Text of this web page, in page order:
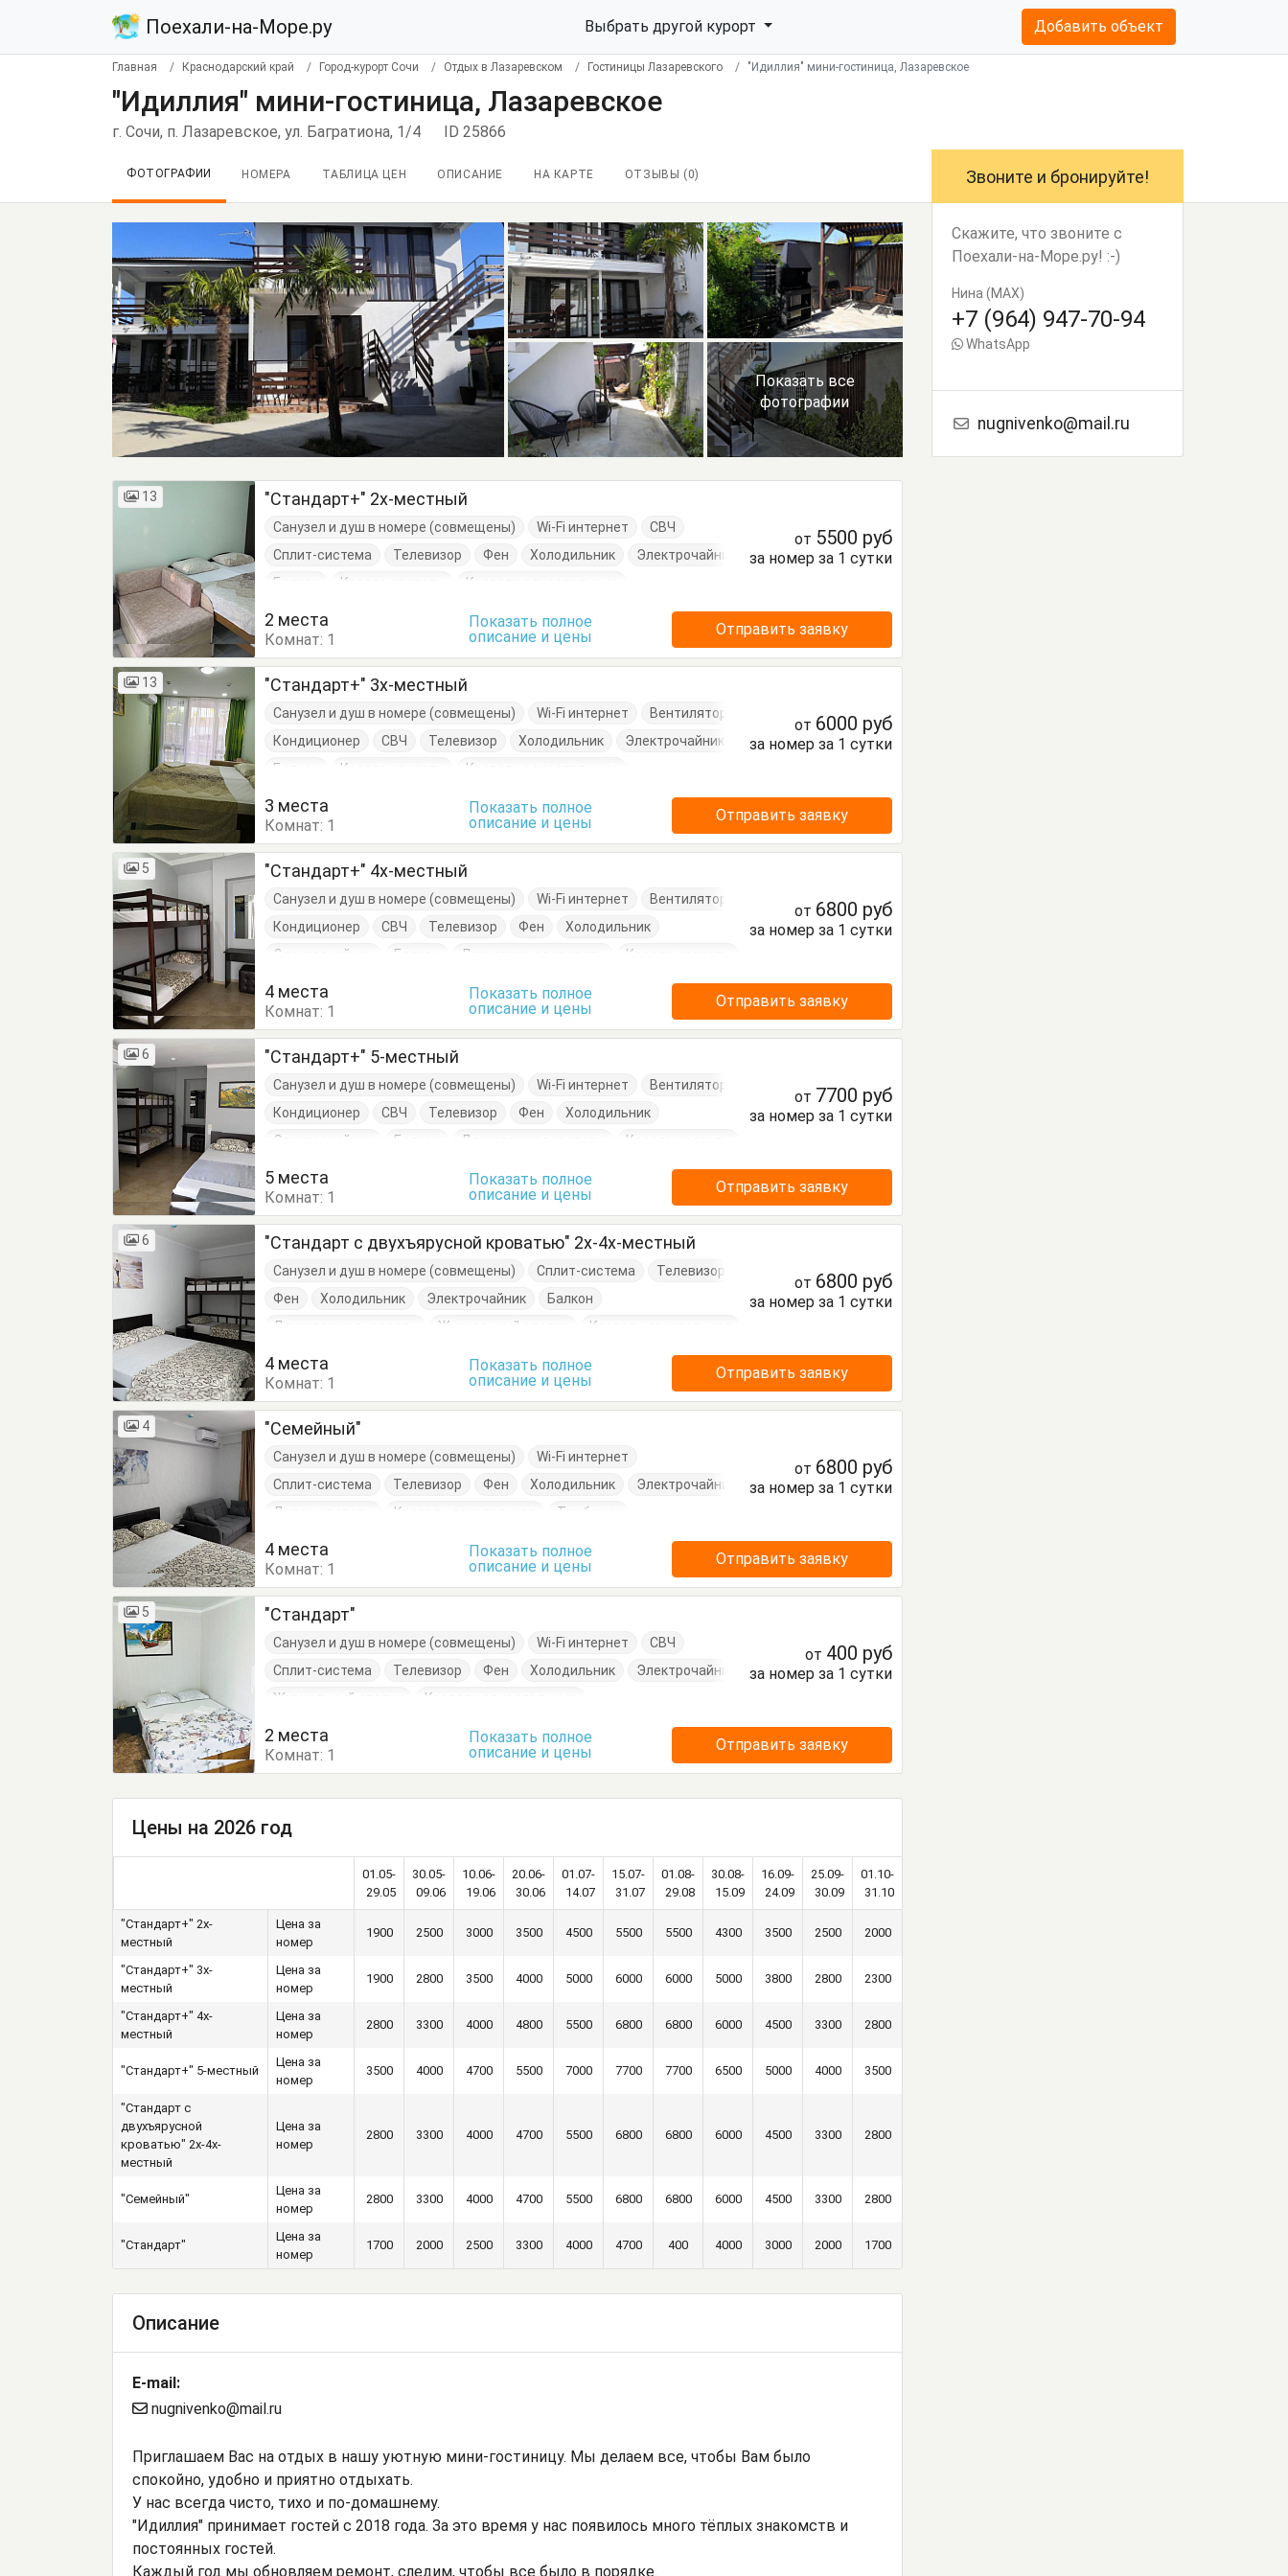
Поехали-на-Море.ру Выбрать другой курорт Добавить объект
Главная Краснодарский край Город-курорт Сочи Отдых в Лазаревском Гостиницы Лазаревского "Идиллия" мини-гостиница, Лазаревское
"Идиллия" мини-гостиница, Лазаревское
г. Сочи, п. Лазаревское, ул. Багратиона, 1/4 ID 25866
ФОТОГРАФИИ НОМЕРА ТАБЛИЦА ЦЕН ОПИСАНИЕ НА КАРТЕ ОТЗЫВЫ ( 0)
Показать все
фотографии
13 "Стандарт+" 2х-местный
Санузел и душ в номере (совмещены) Wi-Fi интернет
СВЧ
Сплит-система
Телевизор Фен Холодильник
Электрочайник
Балкон
Кресло-кровать
Кровати односпальные
от 5500 руб
за номер за 1 сутки
2 места
Комнат: 1
Показать полное
описание и цены
Отправить заявку
13 "Стандарт+" 3х-местный
Санузел и душ в номере (совмещены) Wi-Fi интернет
Вентилятор
Кондиционер
СВЧ Телевизор Холодильник
Электрочайник
Балкон
Кресло-кровать
Кровати односпальные
от 6000 руб
за номер за 1 сутки
3 места
Комнат: 1
Показать полное
описание и цены
Отправить заявку
5 "Стандарт+" 4х-местный
Санузел и душ в номере (совмещены) Wi-Fi интернет
Вентилятор
Кондиционер
СВЧ Телевизор Фен
Холодильник
Электрочайник
Балкон Двухэтажная кровать
Кресло-кровать
Туалетный столик
Тумбочки Шкаф
от 6800 руб
за номер за 1 сутки
4 места
Комнат: 1
Показать полное
описание и цены
Отправить заявку
6 "Стандарт+" 5-местный
Санузел и душ в номере (совмещены) Wi-Fi интернет
Вентилятор
Кондиционер
СВЧ Телевизор Фен
Холодильник
Электрочайник
Балкон Двухэтажная кровать
Кресло-кровать
Кровать двуспальная
Туалетный столик
Тумбочки Шкаф
от 7700 руб
за номер за 1 сутки
5 места
Комнат: 1
Показать полное
описание и цены
Отправить заявку
6 "Стандарт с двухъярусной кроватью" 2х-4х-местный
Санузел и душ в номере (совмещены) Сплит-система
Телевизор
Фен
Холодильник Электрочайник
Балкон
Двухэтажная кровать
Журнальный столик Кровать двуспальная
от 6800 руб
за номер за 1 сутки
4 места
Комнат: 1
Показать полное
описание и цены
Отправить заявку
4 "Семейный"
Санузел и душ в номере (совмещены)
Wi-Fi интернет
Сплит-система
Телевизор Фен Холодильник
Электрочайник
Диван-кровать
Кровать двуспальная Тумбочки
от 6800 руб
за номер за 1 сутки
4 места
Комнат: 1
Показать полное
описание и цены
Отправить заявку
5 "Стандарт"
Санузел и душ в номере (совмещены) Wi-Fi интернет
СВЧ
Сплит-система
Телевизор Фен Холодильник
Электрочайник
Журнальный столик
Кровати односпальные
Шкаф
от 400 руб
за номер за 1 сутки
2 места
Комнат: 1
Показать полное
описание и цены
Отправить заявку
Цены на 2026 год
01.05-
29.05
30.05-
09.06
10.06-
19.06
20.06-
30.06
01.07-
14.07
15.07-
31.07
01.08-
29.08
30.08-
15.09
16.09-
24.09
25.09-
30.09
01.10-
31.10
"Стандарт+" 2х-
местный
Цена за
номер
1900 2500 3000 3500 4500 5500 5500 4300 3500 2500 2000
"Стандарт+" 3х-
местный
Цена за
номер
1900 2800 3500 4000 5000 6000 6000 5000 3800 2800 2300
"Стандарт+" 4х-
местный
Цена за
номер
2800 3300 4000 4800 5500 6800 6800 6000 4500 3300 2800
"Стандарт+" 5-местный
Цена за
номер
3500 4000 4700 5500 7000 7700 7700 6500 5000 4000 3500
"Стандарт с
двухъярусной
кроватью" 2х-4х-
местный
Цена за
номер
2800 3300 4000 4700 5500 6800 6800 6000 4500 3300 2800
"Семейный"
Цена за
номер
2800 3300 4000 4700 5500 6800 6800 6000 4500 3300 2800
"Стандарт"
Цена за
номер
1700 2000 2500 3300 4000 4700 400 4000 3000 2000 1700
Описание
E-mail:
nugnivenko@mail.ru
Приглашаем Вас на отдых в нашу уютную мини-гостиницу. Мы делаем все, чтобы Вам было
спокойно, удобно и приятно отдыхать.
У нас всегда чисто, тихо и по-домашнему.
"Идиллия" принимает гостей с 2018 года. За это время у нас появилось много тёплых знакомств и
постоянных гостей.
Каждый год мы обновляем ремонт, следим, чтобы все было в порядке.
Звоните и бронируйте!
Скажите, что звоните с
Поехали-на-Море.ру! :-)
Нина (MAX)
+7 (964) 947-70-94
WhatsApp
nugnivenko@mail.ru